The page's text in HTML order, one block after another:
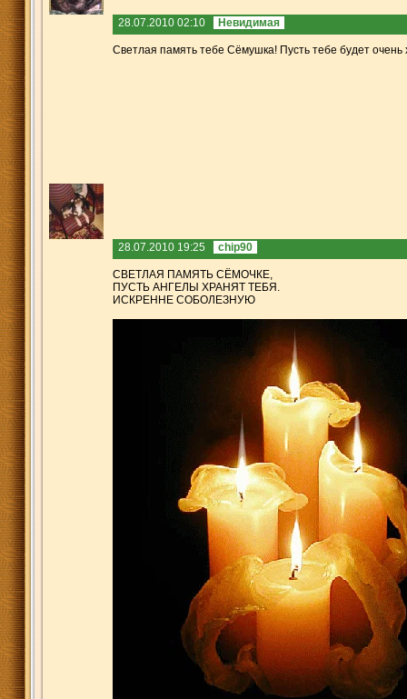
28.07.2010 02:10 Невидимая
Светлая память тебе Сёмушка! Пусть тебе будет
28.07.2010 19:25 chip90
СВЕТЛАЯ ПАМЯТЬ СЁМОЧКЕ,
ПУСТЬ АНГЕЛЫ ХРАНЯТ ТЕБЯ.
ИСКРЕННЕ СОБОЛЕЗНУЮ